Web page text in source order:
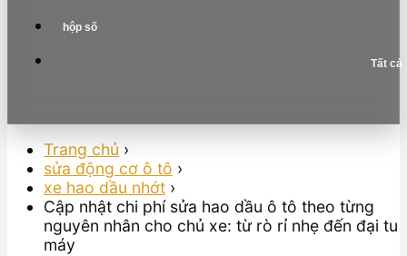
hộp số
Tất cả
Trang chủ ›
sửa động cơ ô tô ›
xe hao dầu nhớt ›
Cập nhật chi phí sửa hao dầu ô tô theo từng
nguyên nhân cho chủ xe: từ rò rỉ nhẹ đến đại tu
máy